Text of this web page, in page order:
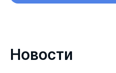
Новости